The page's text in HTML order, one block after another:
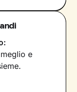
e